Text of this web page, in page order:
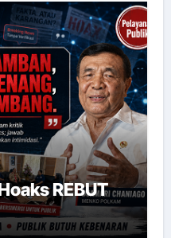
REBUT